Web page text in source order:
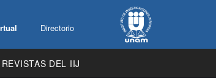
Directorio
REVISTAS DEL IIJ